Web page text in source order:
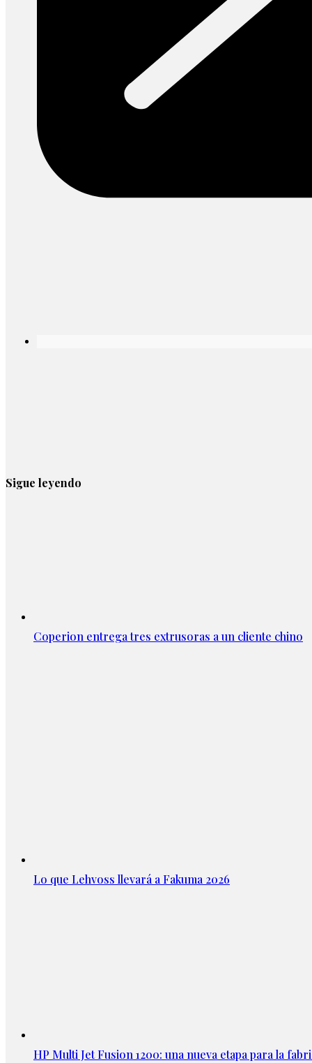
Sigue leyendo
Coperion entrega tres extrusoras a un cliente chino
Lo que Lehvoss llevará a Fakuma 2026
HP Multi Jet Fusion 1200: una nueva etapa para la